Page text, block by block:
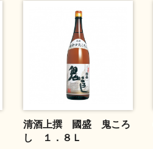
清酒上撰 國盛 鬼ころ
し １．８Ｌ